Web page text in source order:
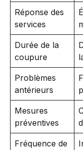
Réponse des
services
Durée de la
coupure
Problèmes
antérieurs
Mesures
préventives
Fréquence de